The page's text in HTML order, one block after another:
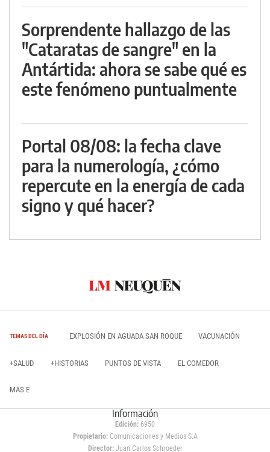
Sorprendente hallazgo de las
"Cataratas de sangre" en la
Antártida: ahora se sabe qué es
este fenómeno puntualmente
Portal 08/08: la fecha clave
para la numerología, ¿cómo
repercute en la energía de cada
signo y qué hacer?
TEMAS DEL DÍA EXPLOSIÓN EN AGUADA SAN ROQUE VACUNACIÓN
+SALUD +HISTORIAS PUNTOS DE VISTA EL COMEDOR
MAS E
Información
Edición: 6950
Propietario:Comunicaciones y Medios S.A
Director: Juan Carlos Schroeder